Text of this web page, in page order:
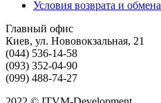
Условия возврата и обмена
Главный офис
Киев, ул. Нововокзальная, 21
(044) 536-14-58
(093) 352-04-90
(099) 488-74-27